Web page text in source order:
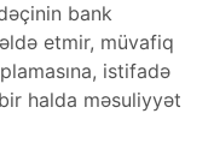
bank
etmir, müvafiq
istifadə
halda məsuliyyət